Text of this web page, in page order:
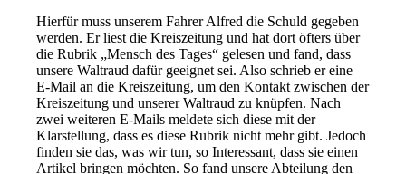
Hierfür muss unserem Fahrer Alfred die Schuld gegeben
werden. Er liest die Kreiszeitung und hat dort öfters über
die Rubrik „Mensch des Tages“ gelesen und fand, dass
unsere Waltraud dafür geeignet sei. Also schrieb er eine
E-Mail an die Kreiszeitung, um den Kontakt zwischen der
Kreiszeitung und unserer Waltraud zu knüpfen. Nach
zwei weiteren E-Mails meldete sich diese mit der
Klarstellung, dass es diese Rubrik nicht mehr gibt. Jedoch
finden sie das, was wir tun, so Interessant, dass sie einen
Artikel bringen möchten. So fand unsere Abteilung den